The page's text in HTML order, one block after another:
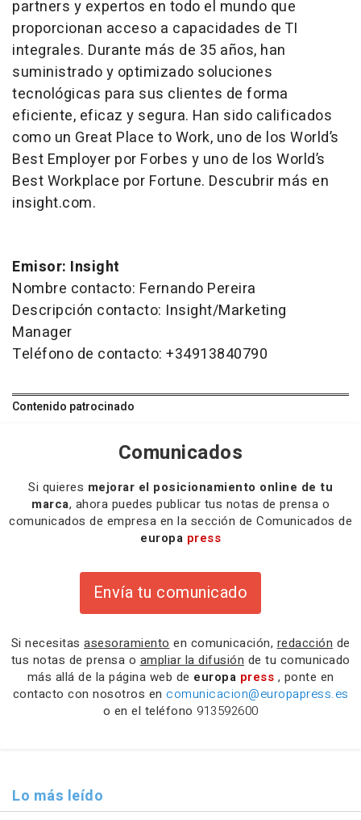
partners y expertos en todo el mundo que
proporcionan acceso a capacidades de TI
integrales. Durante más de 35 años, han
suministrado y optimizado soluciones
tecnológicas para sus clientes de forma
eficiente, eficaz y segura. Han sido calificados
como un Great Place to Work, uno de los World’s
Best Employer por Forbes y uno de los World’s
Best Workplace por Fortune. Descubrir más en
insight.com.
Emisor: Insight
Nombre contacto: Fernando Pereira
Descripción contacto: Insight/Marketing
Manager
Teléfono de contacto: +34913840790
Contenido patrocinado
Comunicados
Si quieres mejorar el posicionamiento online de tu
marca, ahora puedes publicar tus notas de prensa o
comunicados de empresa en la sección de Comunicados de
europa press
Envía tu comunicado
Si necesitas asesoramiento en comunicación, redacción de
tus notas de prensa o ampliar la difusión de tu comunicado
más allá de la página web de europa press , ponte en
contacto con nosotros en comunicacion@europapress.es
o en el teléfono 913592600
Lo más leído